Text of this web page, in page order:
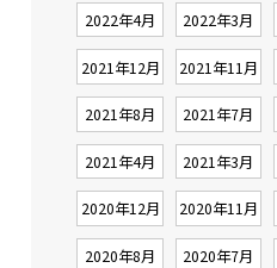
2022年4月 2022年3月
2021年12月 2021年11月
2021年8月 2021年7月
2021年4月 2021年3月
2020年12月 2020年11月
2020年8月 2020年7月